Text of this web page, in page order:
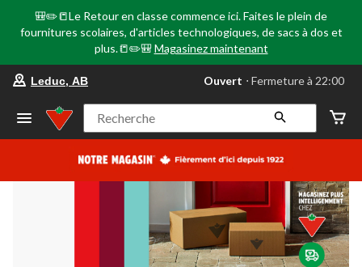
🎒✏️📒Le Retour en classe commence ici. Faites le plein de
fournitures scolaires, d'articles technologiques, de sacs à dos et
plus.📒✏️🎒 Magasinez maintenant
votre
préféré
Leduc,
AB,
courament
Fermeture
à
22:00
cliquer
pour
changer
Leduc, AB Ouvert ⋅ Fermeture à 22:00
Recherche